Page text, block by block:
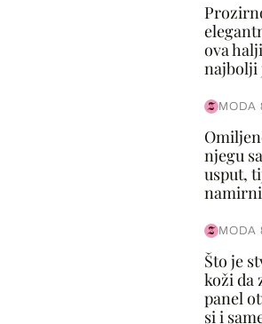
ova
najbolji
MODA
njegu
usput,
MODA
Što je
koži da
panel
si i